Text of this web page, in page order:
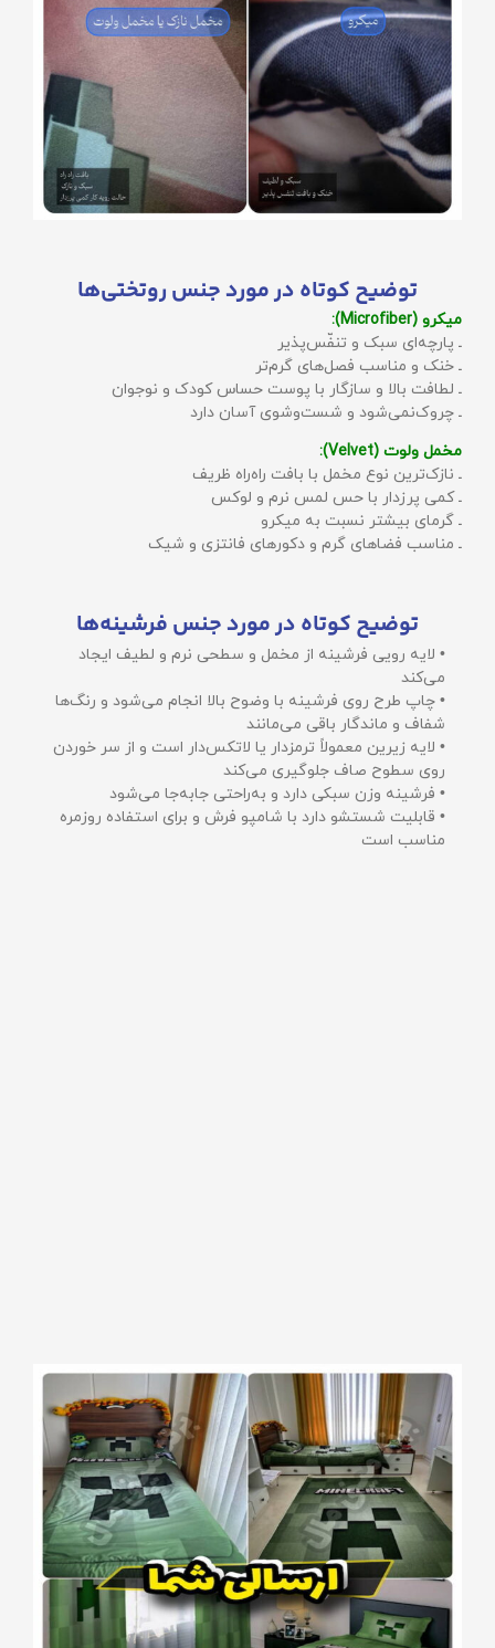
توضیح کوتاه در مورد جنس روتختی‌ها
میکرو (Microfiber):
ـ پارچه‌ای سبک و تنفّس‌پذیر
ـ خنک و مناسب فصل‌های گرم‌تر
ـ لطافت بالا و سازگار با پوست حساس کودک و نوجوان
ـ چروک‌نمی‌شود و شست‌وشوی آسان دارد
مخمل ولوت (Velvet):
ـ نازک‌ترین نوع مخمل با بافت راه‌راه ظریف
ـ کمی پرزدار با حس لمس نرم و لوکس
ـ گرمای بیشتر نسبت به میکرو
ـ مناسب فضاهای گرم و دکورهای فانتزی و شیک
توضیح کوتاه در مورد جنس فرشینه‌ها
• لایه رویی فرشینه از مخمل و سطحی نرم و لطیف ایجاد
می‌کند
• چاپ طرح روی فرشینه با وضوح بالا انجام می‌شود و رنگ‌ها
شفاف و ماندگار باقی می‌مانند
• لایه زیرین معمولاً ترمزدار یا لاتکس‌دار است و از سر خوردن
روی سطوح صاف جلوگیری می‌کند
• فرشینه وزن سبکی دارد و به‌راحتی جابه‌جا می‌شود
• قابلیت شستشو دارد با شامپو فرش و برای استفاده روزمره
مناسب است